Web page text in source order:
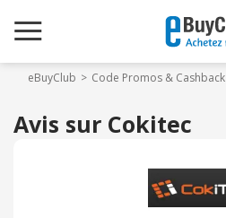
eBuyClub Code Promos & Cashback
Avis sur Cokitec